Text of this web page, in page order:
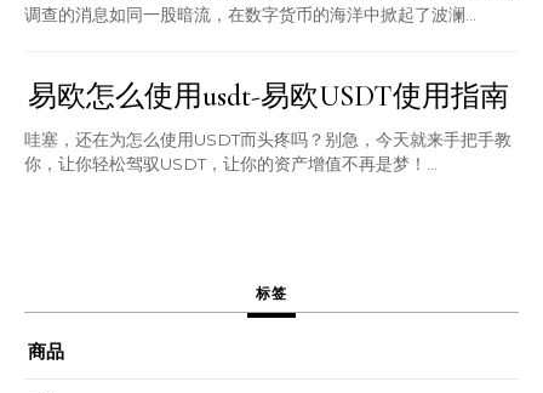
调查的消息如同一股暗流，在数字货币的海洋中掀起了波澜...
易欧怎么使用usdt-易欧USDT使用指南
哇塞，还在为怎么使用USDT而头疼吗？别急，今天就来手把手教
你，让你轻松驾驭USDT，让你的资产增值不再是梦！...
标签
商品